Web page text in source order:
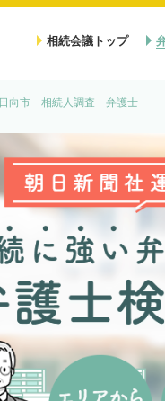
相続会議トップ
日向市 相続人調査 弁護士